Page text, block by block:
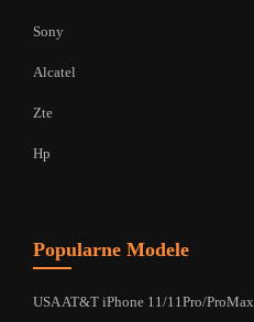
Sony
Alcatel
Zte
Hp
Popularne Modele
USA AT&T iPhone 11/11Pro/ProMax